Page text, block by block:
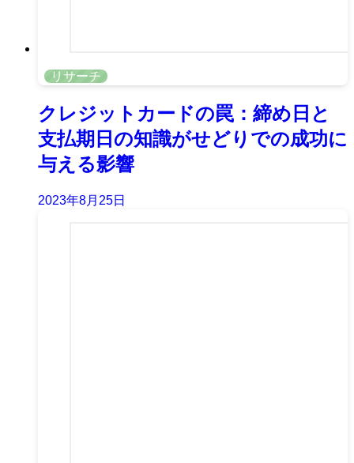
リサーチ
クレジットカードの罠：締め日と
支払期日の知識がせどりでの成功に
与える影響
2023年8月25日